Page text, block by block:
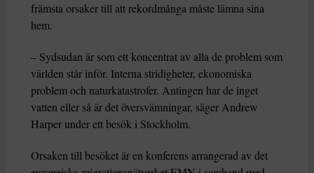
främsta orsaker till att rekordmånga måste lämna sina
hem.
– Sydsudan är som ett koncentrat av alla de problem som
världen står inför. Interna stridigheter, ekonomiska
problem och naturkatastrofer. Antingen har de inget
vatten eller så är det översvämningar, säger Andrew
Harper under ett besök i Stockholm.
Orsaken till besöket är en konferens arrangerad av det